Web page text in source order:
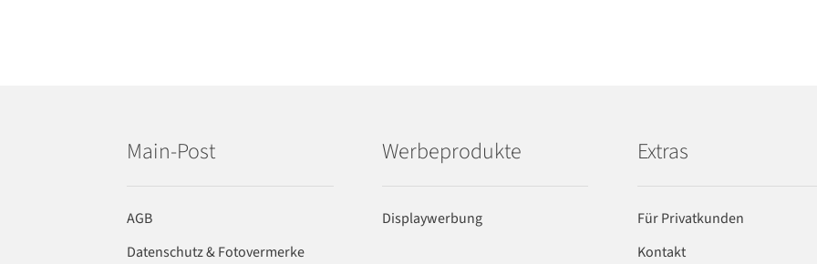
Main-Post
AGB
Datenschutz & Fotovermerke
Werbeprodukte
Displaywerbung
Extras
Für Privatkunden
Kontakt